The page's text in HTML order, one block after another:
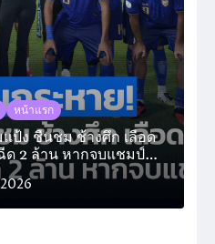
หน้าแรก
ป้ง ชื่นชม ช้างศึก เลือด
ด 2 ล้าน หากจบแชมป์